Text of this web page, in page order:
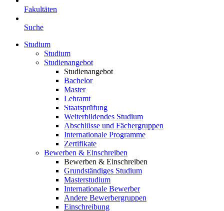
Fakultäten
Suche
Studium
Studium
Studienangebot
Studienangebot
Bachelor
Master
Lehramt
Staatsprüfung
Weiterbildendes Studium
Abschlüsse und Fächergruppen
Internationale Programme
Zertifikate
Bewerben & Einschreiben
Bewerben & Einschreiben
Grundständiges Studium
Masterstudium
Internationale Bewerber
Andere Bewerbergruppen
Einschreibung